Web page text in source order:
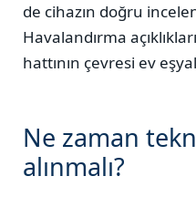
de cihazın doğru
Havalandırma
hattının çevresi ev
Ne zaman
alınmalı?